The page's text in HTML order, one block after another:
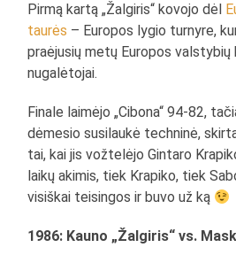
Pirmą kartą „Žalgiris“ kovojo dėl
taurės – Europos lygio turnyre,
praėjusių metų Europos
nugalėtojai.
Finale laimėjo „Cibona“ 94-82,
dėmesio susilaukė techninė,
tai, kai jis vožtelėjo Gintaro
laikų akimis, tiek Krapiko, tiek
visiškai teisingos ir buvo už ką
1986: Kauno „Žalgiris“ vs.